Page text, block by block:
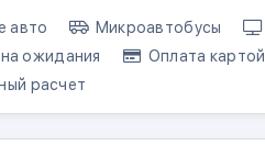
авто Микроавтобусы
ожидания
Оплата картой
расчет